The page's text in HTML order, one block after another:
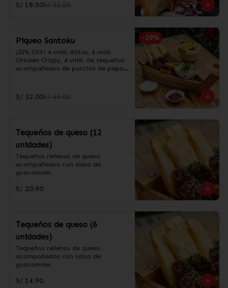
S/ 18.50S/ 22.00
-29%
Piqueo Santoku
¡22% OFF! 4 unid. Alitas, 4 unid.
Chicken Crispy, 4 unid. de tequeños
acompañados de porción de papas
S/ 32.00S/ 45.00
Tequeños de queso (12
unidades)
Tequeños rellenos de queso
acompañados con salsa de
guacamole.
S/ 20.90
Tequeños de queso (6
unidades)
Tequeños rellenos de queso
acompañados con salsa de
guacamole.
S/ 14.90